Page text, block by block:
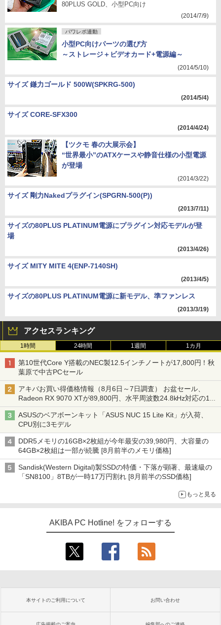
80PLUS GOLD、小型PC向け
(2014/7/9)
パワレポ連動
小型PC向けパーツの選び方
～ストレージ＋ビデオカード+電源編～
(2014/5/10)
サイズ 鎌力ゴールド 500W(SPKRG-500)
(2014/5/4)
サイズ CORE-SFX300
(2014/4/24)
【ツクモ 春の大展示会】
“世界最小”のATXケースや静音仕様の小型電源
が登場
(2014/3/22)
サイズ 剛力Nakedプラグイン(SPGRN-500(P))
(2013/7/11)
サイズの80PLUS PLATINUM電源にプラグイン対応モデルが登
場
(2013/4/26)
サイズ MITY MITE 4(ENP-7140SH)
(2013/4/5)
サイズの80PLUS PLATINUM電源に新モデル、準ファンレス
(2013/3/19)
アクセスランキング
1時間 24時間 1週間 1カ月
第10世代Core Y搭載のNEC製12.5インチノートが17,800円！秋
葉原で中古PCセール
アキバお買い得価格情報（8月6日～7日調査） お盆セール、
Radeon RX 9070 XTが89,800円、水平周波数24.8kHz対応の17
型モニターが9,801円、暑さ指数連動セール ほか
ASUSのベアボーンキット「ASUS NUC 15 Lite Kit」が入荷、
CPU別に3モデル
DDR5メモリの16GB×2枚組が今年最安の39,980円、大容量の
64GB×2枚組は一部が続騰 [8月前半のメモリ価格]
Sandisk(Western Digital)製SSDの特価・下落が顕著、最速級の
「SN8100」8TBが一時17万円割れ [8月前半のSSD価格]
もっと見る
AKIBA PC Hotline! をフォローする
本サイトのご利用について お問い合わせ